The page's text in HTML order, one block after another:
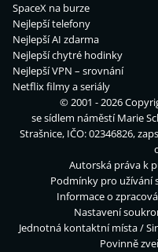
SpaceX na burze
Nejlepší telefony
Nejlepší AI zdarma
Nejlepší chytré hodinky
Nejlepší VPN – srovnání
Netflix filmy a seriály
© 2001 - 2026
se sídlem náměstí Marie
Strašnice, IČO: 02346826,
Autorská práva k
Podmínky pro užívání
Informace o
Nastavení
Jednotná kontaktní místa /
Povinně